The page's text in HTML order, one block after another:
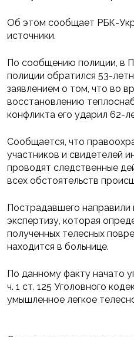
Об этом сообщает РБК-
источники.
По сообщению полиции, в
полиции обратился 53-
заявлением о том, что во
восстановлению
конфликта его ударил 62-
Сообщается, что
участников и свидетелей
проводят следственные
всех обстоятельств
Пострадавшего
экспертизу, которая
полученных телесных
находится в больнице.
По данному факту начато
ч. 1 ст. 125 Уголовного
умышленное легкое